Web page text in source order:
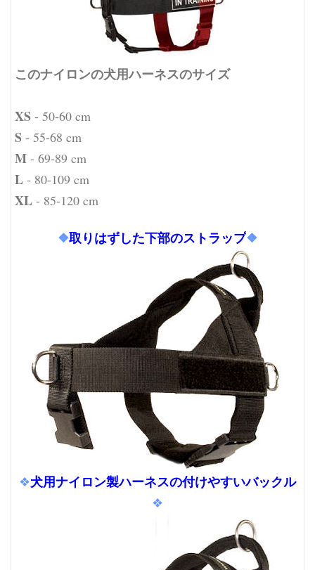
このナイロンの犬用ハーネスのサイズ
XS - 50-60 cm
S - 55-68 cm
M - 69-89 cm
L - 80-109 cm
XL - 85-120 cm
❖取りはずした下部のストラップ❖
❖犬用ナイロン製ハーネスの付けやすいバックル
❖